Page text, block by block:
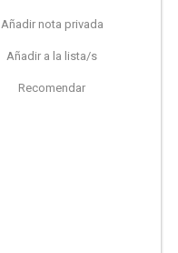
Añadir nota privada
Añadir a la lista/s
Recomendar